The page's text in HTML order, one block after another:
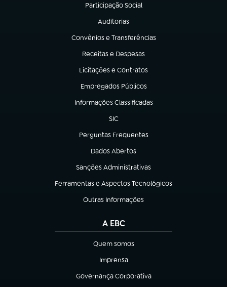
Participação Social
(abre em nova aba)
Auditorias
(abre em nova aba)
Convênios e Transferências
(abre em nova aba)
Receitas e Despesas
(abre em nova aba)
Licitações e Contratos
(abre em nova aba)
Empregados Públicos
(abre em nova aba)
Informações Classificadas
(abre em nova aba)
SIC
(abre em nova aba)
Perguntas Frequentes
(abre em nova aba)
Dados Abertos
(abre em nova aba)
Sanções Administrativas
(abre em nova aba)
Ferramentas e Aspectos Tecnológicos
(abre em nova aba)
Outras Informações
(abre em nova aba)
A EBC
Quem somos
(abre em nova aba)
Imprensa
(abre em nova aba)
Governança Corporativa
(abre em nova aba)